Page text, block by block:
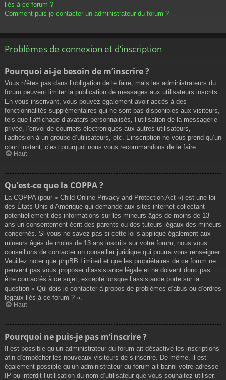
liés à ce forum ?
Comment puis-je contacter un administrateur du forum ?
Problèmes de connexion et d’inscription
Pourquoi ai-je besoin de m’inscrire ?
Vous n’êtes pas dans l’obligation de le faire, mais les administrateurs du
forum peuvent limiter la publication de messages aux utilisateurs inscrits.
En vous inscrivant, vous pouvez également avoir accès à des
fonctionnalités supplémentaires qui ne sont pas disponibles aux visiteurs,
tels que l’affichage d’avatars personnalisés, l’utilisation de la messagerie
privée, l’envoi de courriers électroniques aux autres utilisateurs,
l’adhésion à un groupe d’utilisateurs, etc. L’inscription ne vous prend qu’un
court instant, c’est pourquoi nous vous recommandons de le faire.
Haut
Qu’est-ce que la COPPA ?
La COPPA (pour « Child Online Privacy and Protection Act ») est une loi
des États-Unis d’Amérique qui demande aux sites internet collectant
potentiellement des informations sur les mineurs âgés de moins de 13
ans un consentement écrit des parents ou des tuteurs légaux des mineurs
concernés. Si vous ne savez pas si cette loi s’applique également aux
mineurs âgés de moins de 13 ans inscrits sur votre forum, nous vous
conseillons de contacter un conseiller juridique qui pourra vous renseigner.
Veuillez noter que phpBB Limited et que les propriétaires de ce forum ne
peuvent pas vous proposer d’assistance légale et ne doivent donc pas
être contactés à ce sujet, excepté lorsque l’assistance porte sur la
question « Qui dois-je contacter à propos de problèmes d’abus ou d’ordres
légaux liés à ce forum ? ».
Haut
Pourquoi ne puis-je pas m’inscrire ?
Il est possible qu’un administrateur du forum ait désactivé les inscriptions
afin d’empêcher les nouveaux visiteurs de s’inscrire. De même, il est
également possible qu’un administrateur du forum ait banni votre adresse
IP ou interdit l’utilisation du nom d’utilisateur que vous souhaitez utiliser.